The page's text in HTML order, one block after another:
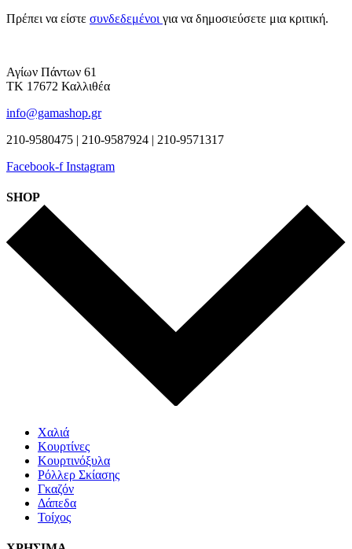
Πρέπει να είστε συνδεδεμένοι για να δημοσιεύσετε μια κριτική.
Αγίων Πάντων 61
ΤΚ 17672 Καλλιθέα
info@gamashop.gr
210-9580475 | 210-9587924 | 210-9571317
Facebook-f Instagram
SHOP
Χαλιά
Κουρτίνες
Κουρτινόξυλα
Ρόλλερ Σκίασης
Γκαζόν
Δάπεδα
Τοίχος